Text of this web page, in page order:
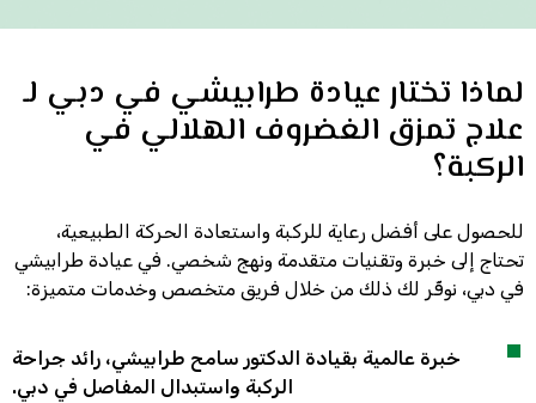
لماذا تختار عيادة طرابيشي في دبي لـ
علاج تمزق الغضروف الهلالي في
الركبة؟
للحصول على أفضل رعاية للركبة واستعادة الحركة الطبيعية،
تحتاج إلى خبرة وتقنيات متقدمة ونهج شخصي. في عيادة طرابيشي
في دبي، نوفّر لك ذلك من خلال فريق متخصص وخدمات متميزة:
خبرة عالمية بقيادة الدكتور سامح طرابيشي، رائد جراحة
الركبة واستبدال المفاصل في دبي.